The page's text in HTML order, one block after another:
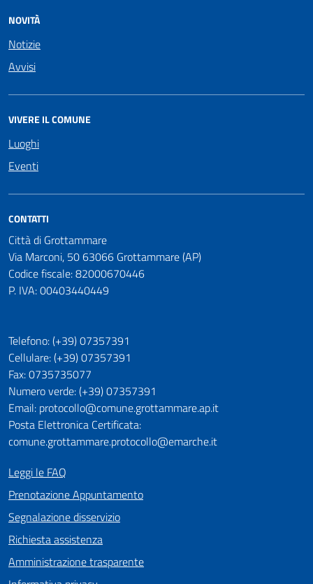
NOVITÀ
Notizie
Avvisi
VIVERE IL COMUNE
Luoghi
Eventi
CONTATTI
Città di Grottammare
Via Marconi, 50 63066 Grottammare (AP)
Codice fiscale: 82000670446
P. IVA: 00403440449
Telefono: (+39) 07357391
Cellulare: (+39) 07357391
Fax: 0735735077
Numero verde: (+39) 07357391
Email: protocollo@comune.grottammare.ap.it
Posta Elettronica Certificata:
comune.grottammare.protocollo@emarche.it
Leggi le FAQ
Prenotazione Appuntamento
Segnalazione disservizio
Richiesta assistenza
Amministrazione trasparente